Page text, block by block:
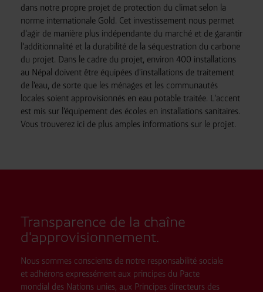
dans notre propre projet de protection du climat selon la
norme internationale Gold. Cet investissement nous permet
d'agir de manière plus indépendante du marché et de garantir
l'additionnalité et la durabilité de la séquestration du carbone
du projet. Dans le cadre du projet, environ 400 installations
au Népal doivent être équipées d'installations de traitement
de l'eau, de sorte que les ménages et les communautés
locales soient approvisionnés en eau potable traitée. L'accent
est mis sur l'équipement des écoles en installations sanitaires.
Vous trouverez ici de plus amples informations sur le projet.
Transparence de la chaîne
d'approvisionnement.
Nous sommes conscients de notre responsabilité sociale
et adhérons expressément aux principes du Pacte
mondial des Nations unies, aux Principes directeurs des